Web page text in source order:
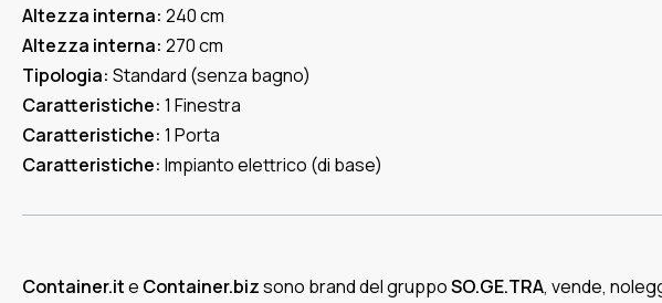
Altezza interna: 240 cm
Altezza interna: 270 cm
Tipologia: Standard (senza bagno)
Caratteristiche: 1 Finestra
Caratteristiche: 1 Porta
Caratteristiche: Impianto elettrico (di base)
Container.ite Container.bizsono brand del gruppoSO.GE.TRA, vende,